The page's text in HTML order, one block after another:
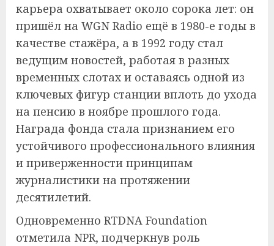
карьера охватывает около сорока лет: он
пришёл на WGN Radio ещё в 1980-е годы в
качестве стажёра, а в 1992 году стал
ведущим новостей, работая в разных
временных слотах и оставаясь одной из
ключевых фигур станции вплоть до ухода
на пенсию в ноябре прошлого года.
Награда фонда стала признанием его
устойчивого профессионального влияния
и приверженности принципам
журналистики на протяжении
десятилетий.
Одновременно RTDNA Foundation
отметила NPR, подчеркнув роль